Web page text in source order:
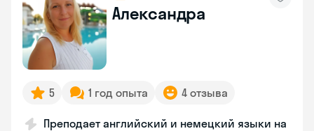
Александра
5 1 год опыта 4 отзыва
Преподает английский и немецкий языки на